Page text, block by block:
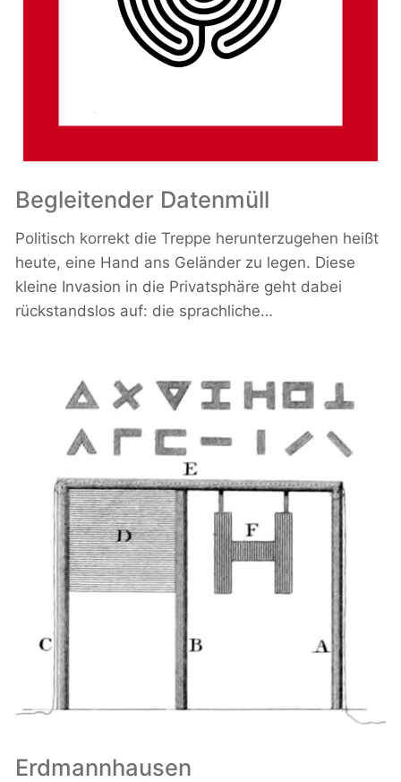
Begleitender Datenmüll
Politisch korrekt die Treppe herunterzugehen heißt
heute, eine Hand ans Geländer zu legen. Diese
kleine Invasion in die Privatsphäre geht dabei
rückstandslos auf: die sprachliche…
Erdmannhausen